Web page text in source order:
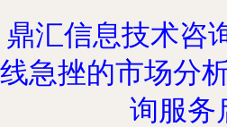
鼎汇信息技术咨
线急挫的市场分
询服务